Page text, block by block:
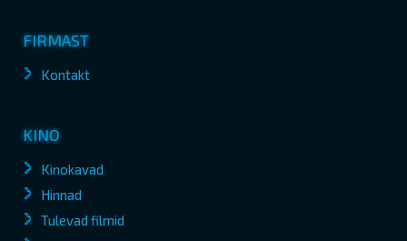
FIRMAST
Kontakt
KINO
Kinokavad
Hinnad
Tulevad filmid